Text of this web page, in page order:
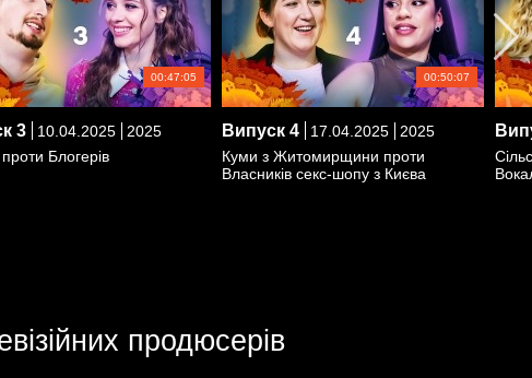
00:47:05
3 10.04.2025
2025
Блогерів
00:50:07
Випуск 4 17.04.2025
2025
Куми з Житомирщини проти
Власників секс-шопу з Києва
продюсерів